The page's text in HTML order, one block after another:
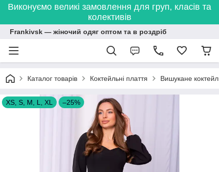
Виконуємо великі замовлення для груп, класів та
колективів
Frankivsk — жіночий одяг оптом та в роздріб
Каталог товарів Коктейльні плаття Вишукане
XS, S, M, L, XL –25%